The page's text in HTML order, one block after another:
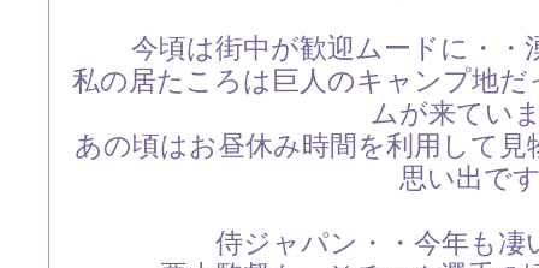
今頃は街中が歓迎ムードに・
私の居たころは巨人のキャンプ地
ムが来てい
あの頃はお昼休み時間を利用して
思い出で
侍ジャパン・・今年も凄